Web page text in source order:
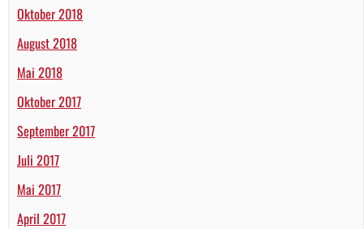
Oktober 2018
August 2018
Mai 2018
Oktober 2017
September 2017
Juli 2017
Mai 2017
April 2017